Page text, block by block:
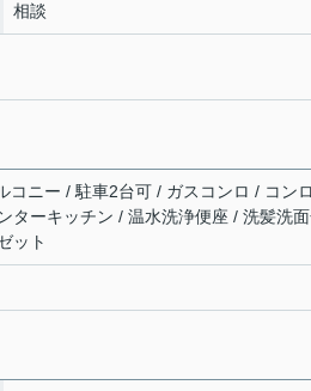
相談
コニー / 駐車2台可 / ガスコンロ / コン
ターキッチン / 温水洗浄便座 / 洗髪洗
ット